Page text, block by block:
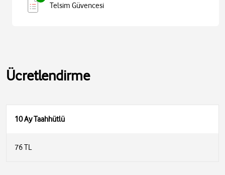
Telsim Güvencesi
Ücretlendirme
10 Ay Taahhütlü
76 TL